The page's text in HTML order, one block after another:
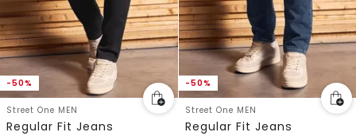
-50%
Street One MEN
Regular Fit Jeans
-50%
Street One MEN
Regular Fit Jeans